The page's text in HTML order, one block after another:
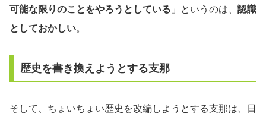
可能な限りのことをやろうとしている 」というのは、 認識
としておかしい。
歴史を書き換えようとする支那
そして、ちょいちょい歴史を改編しようとする支那は、日